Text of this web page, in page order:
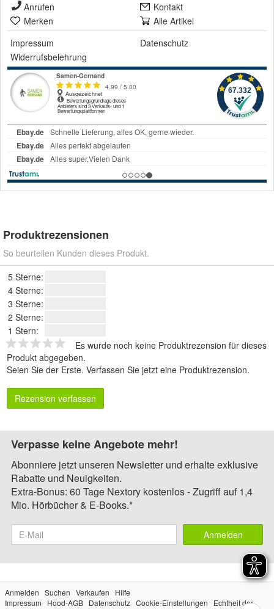
Anrufen
Kontakt
Merken
Alle Artikel
Impressum
Datenschutz
Widerrufsbelehrung
Produktrezensionen
So beurteilen Kunden dieses Produkt.
5 Sterne:
4 Sterne:
3 Sterne:
2 Sterne:
1 Stern:
Es wurde noch keine Produktrezension für dieses
Produkt abgegeben.
Seien Sie der Erste. Verfassen Sie jetzt eine Produktrezension.
Rezension verfassen
Verpasse keine Angebote mehr!
Abonniere jetzt unseren Newsletter und erhalte exklusive
Rabatte und Neuigkeiten.
Extra-Bonus: 60 Tage Nextory kostenlos - Zugriff auf 1,4
Mio. Hörbücher & E-Books.*
Anmelden
Anmelden Suchen Verkaufen
Hilfe
Impressum
Hood-AGB Datenschutz Cookie-Einstellungen
Echtheit der